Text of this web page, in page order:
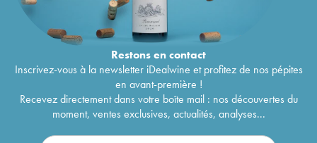
Restons encontact
Inscrivez-vous à la newsletter iDealwine et profitez de nos pépites
en avant-première !
Recevez directement dans votre boîte mail : nos découvertes du
moment, ventes exclusives, actualités, analyses...